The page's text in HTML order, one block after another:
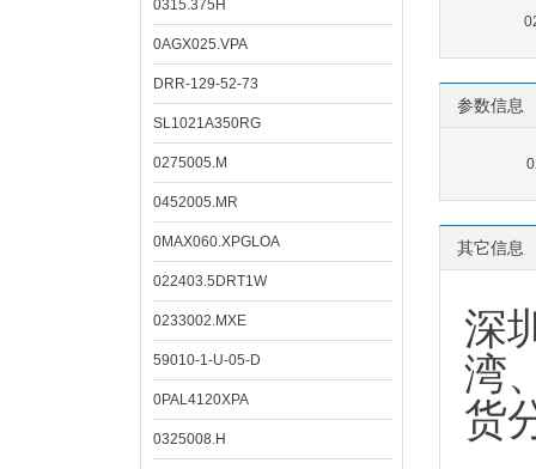
0315.375H
0AGX025.VPA
DRR-129-52-73
SL1021A350RG
0275005.M
0452005.MR
0MAX060.XPGLOA
022403.5DRT1W
0233002.MXE
59010-1-U-05-D
0PAL4120XPA
0325008.H
参数信息
其它信息
深
湾
货